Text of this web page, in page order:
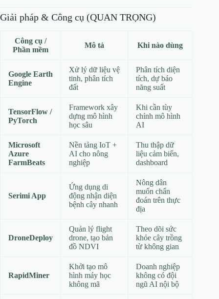
Giải pháp & Công cụ (QUAN TRỌNG)
Công cụ /
Phần mềm
Mô tả Khi nào dùng
Google Earth
Engine
Xử lý dữ liệu vệ
tinh, phân tích
đất
Phân tích diện
tích, dự báo
năng suất
TensorFlow /
PyTorch
Framework xây
dựng mô hình
học sâu
Khi cần tùy
chỉnh mô hình
AI
Microsoft
Azure
FarmBeats
Nền tảng IoT +
AI cho nông
nghiệp
Thu thập dữ
liệu cảm biến,
dashboard
Serimi App
Ứng dụng di
động nhận diện
bệnh cây nhanh
Nông dân
muốn chẩn
đoán trên thực
địa
DroneDeploy
Quản lý flight
drone, tạo bản
đồ NDVI
Theo dõi sức
khỏe cây trồng
từ không gian
RapidMiner
Khởi tạo mô
hình máy học
không mã
Doanh nghiệp
không có đội
ngũ AI nội bộ